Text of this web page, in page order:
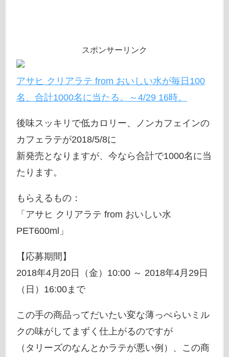
スポンサーリンク
アサヒ クリアラテ from おいしい水が毎日100
名、合計1000名に当たる。～4/29 16時。
後味スッキリで低カロリー、ノンカフェインの
カフェラテが2018/5/8に
新発売となりますが、今なら合計で1000名に当
たります。
もらえるもの：
「アサヒ クリアラテ from おいしい水
PET600ml」
【応募期間】
2018年4月20日（金）10:00 ～ 2018年4月29日
（日）16:00まで
この手の商品ってだいたい変な薄っぺらいミル
クの味がしてまずく仕上がるのですが
（タリーズのなんとかラテが悪い例）、この商